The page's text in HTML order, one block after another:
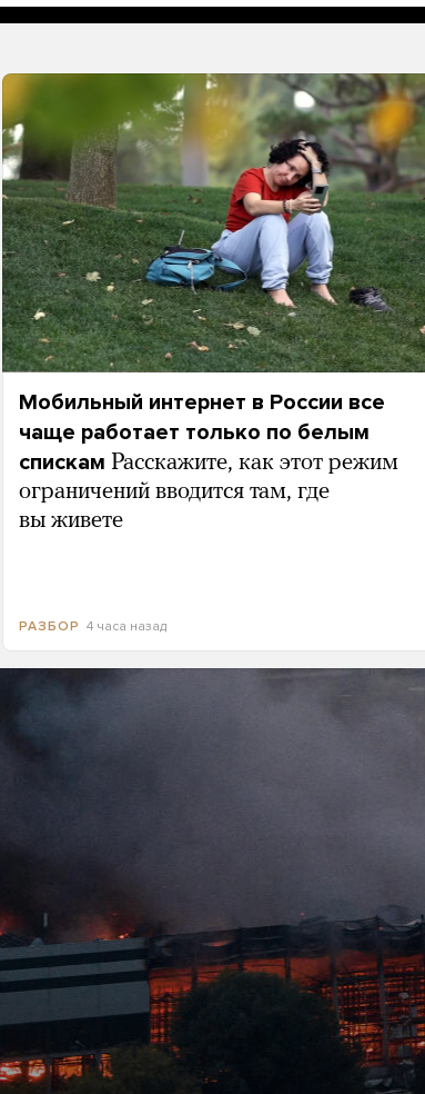
Мобильный интернет в России все
чаще работает только по белым
спискам Расскажите, как этот режим
ограничений вводится там, где
вы живете
РАЗБОР 4 часа назад